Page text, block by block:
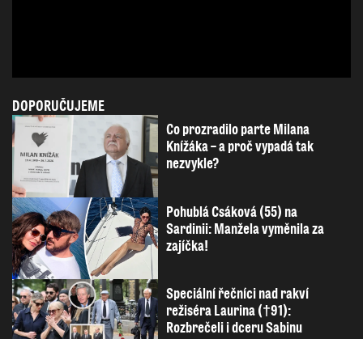
DOPORUČUJEME
Co prozradilo parte Milana
Knížáka – a proč vypadá tak
nezvykle?
Pohublá Csáková (55) na
Sardinii: Manžela vyměnila za
zajíčka!
Speciální řečníci nad rakví
režiséra Laurina (†91):
Rozbrečeli i dceru Sabinu